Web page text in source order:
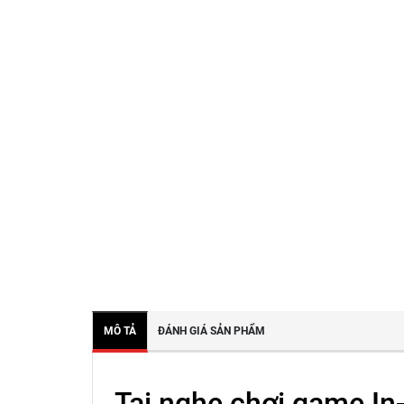
MÔ TẢ ĐÁNH GIÁ SẢN PHẨM